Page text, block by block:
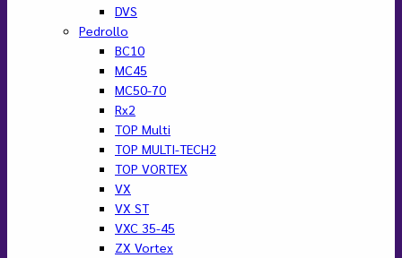
DVS
Pedrollo
BC10
MC45
MC50-70
Rx2
TOP Multi
TOP MULTI-TECH2
TOP VORTEX
VX
VX ST
VXC 35-45
ZX Vortex